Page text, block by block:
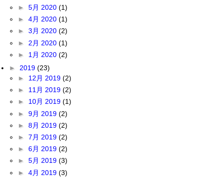
► 5月 2020 (1)
► 4月 2020 (1)
► 3月 2020 (2)
► 2月 2020 (1)
► 1月 2020 (2)
► 2019 (23)
► 12月 2019 (2)
► 11月 2019 (2)
► 10月 2019 (1)
► 9月 2019 (2)
► 8月 2019 (2)
► 7月 2019 (2)
► 6月 2019 (2)
► 5月 2019 (3)
► 4月 2019 (3)